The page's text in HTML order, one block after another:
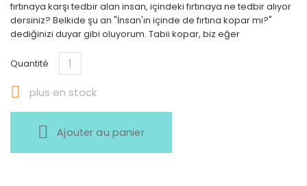
fırtınaya karşı tedbir alan insan, içindeki fırtınaya ne tedbir alıyor
dersiniz? Belkide şu an "İnsan'ın içinde de fırtına kopar mı?"
dediğinizi duyar gibi oluyorum. Tabii kopar, biz eğer
Quantité
 plus en stock
Ajouter au panier